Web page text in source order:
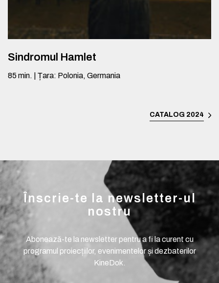
Sindromul Hamlet
85 min. Țara: Polonia, Germania
CATALOG 2024
Înscrie-te la newsletter-ul
nostru
Abonează-te la newsletter pentru a fi la curent cu
programul proiecțiilor, evenimentelor și dezbaterilor
KineDok.